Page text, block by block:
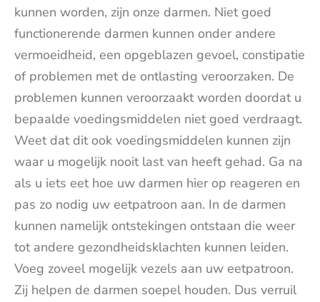
kunnen worden, zijn onze darmen. Niet goed
functionerende darmen kunnen onder andere
vermoeidheid, een opgeblazen gevoel, constipatie
of problemen met de ontlasting veroorzaken. De
problemen kunnen veroorzaakt worden doordat u
bepaalde voedingsmiddelen niet goed verdraagt.
Weet dat dit ook voedingsmiddelen kunnen zijn
waar u mogelijk nooit last van heeft gehad. Ga na
als u iets eet hoe uw darmen hier op reageren en
pas zo nodig uw eetpatroon aan. In de darmen
kunnen namelijk ontstekingen ontstaan die weer
tot andere gezondheidsklachten kunnen leiden.
Voeg zoveel mogelijk vezels aan uw eetpatroon.
Zij helpen de darmen soepel houden. Dus verruil